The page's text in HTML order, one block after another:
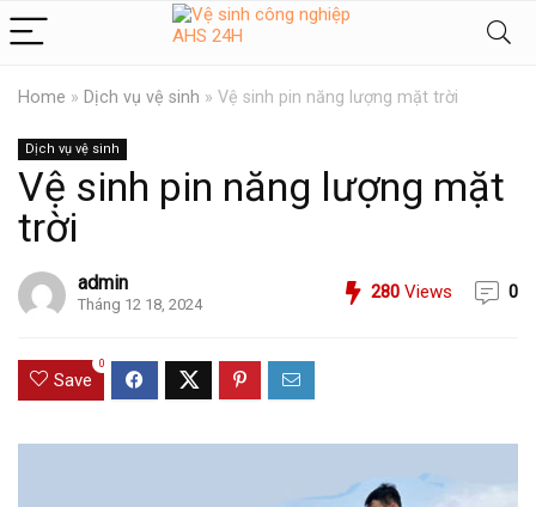
Home » Dịch vụ vệ sinh » Vệ sinh pin năng lượng mặt trời
Dịch vụ vệ sinh
Vệ sinh pin năng lượng mặt
trời
admin
Tháng 12 18, 2024
280 Views 0
Save
0